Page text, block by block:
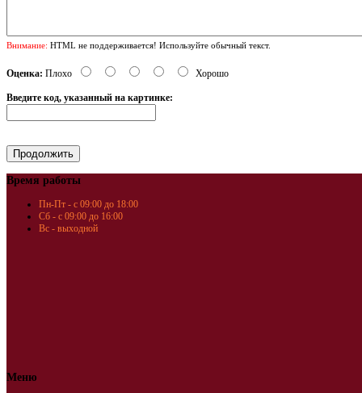
Внимание: HTML не поддерживается! Используйте обычный текст.
Оценка: Плохо Хорошо
Введите код, указанный на картинке:
Время работы
Пн-Пт - с 09:00 до 18:00
Сб - с 09:00 до 16:00
Вс - выходной
Меню